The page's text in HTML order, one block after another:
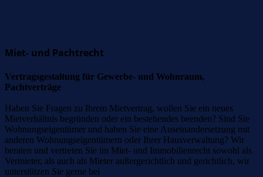
Miet- und Pachtrecht
Vertragsgestaltung für Gewerbe- und Wohnraum,
Pachtverträge
Haben Sie Fragen zu Ihrem Mietvertrag, wollen Sie ein neues
Mietverhältnis begründen oder ein bestehendes beenden? Sind Sie
Wohnungseigentümer und haben Sie eine Auseinandersetzung mit
anderen Wohnungseigentümern oder Ihrer Hausverwaltung? Wir
beraten und vertreten Sie im Miet- und Immobilienrecht sowohl als
Vermieter, als auch als Mieter außergerichtlich und gerichtlich, wir
unterstützen Sie gerne bei